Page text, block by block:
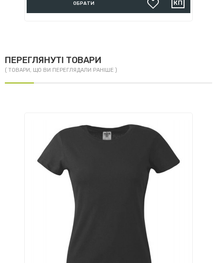
ОБРАТИ
ПЕРЕГЛЯНУТІ ТОВАРИ
( ТОВАРИ, ЩО ВИ ПЕРЕГЛЯДАЛИ РАНІШЕ )